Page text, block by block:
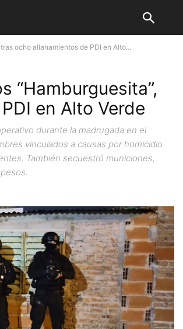
ocho allanamientos de PDI en Alto...
“Hamburguesita”,
en Alto Verde
durante la madrugada en el
vinculados a causas por homicidio
También secuestró municiones,